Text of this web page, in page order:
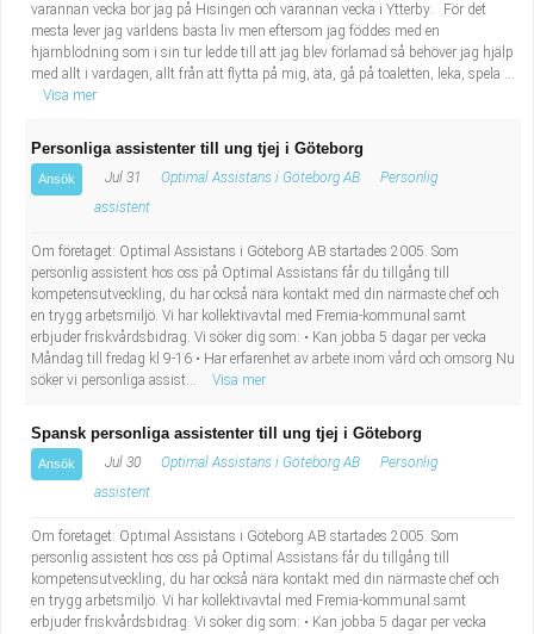
varannan vecka bor jag på Hisingen och varannan vecka i Ytterby. För det
mesta lever jag världens bästa liv men eftersom jag föddes med en
hjärnblödning som i sin tur ledde till att jag blev förlamad så behöver jag hjälp
med allt i vardagen, allt från att flytta på mig, äta, gå på toaletten, leka, spela ...
Visa mer
Personliga assistenter till ung tjej i Göteborg
Ansök Jul 31 Optimal Assistans i Göteborg AB
Personlig
assistent
Om företaget: Optimal Assistans i Göteborg AB startades 2005. Som
personlig assistent hos oss på Optimal Assistans får du tillgång till
kompetensutveckling, du har också nära kontakt med din närmaste chef och
en trygg arbetsmiljö. Vi har kollektivavtal med Fremia-kommunal samt
erbjuder friskvårdsbidrag. Vi söker dig som: • Kan jobba 5 dagar per vecka
Måndag till fredag kl 9-16 • Har erfarenhet av arbete inom vård och omsorg Nu
söker vi personliga assist...
Visa mer
Spansk personliga assistenter till ung tjej i Göteborg
Ansök Jul 30 Optimal Assistans i Göteborg AB
Personlig
assistent
Om företaget: Optimal Assistans i Göteborg AB startades 2005. Som
personlig assistent hos oss på Optimal Assistans får du tillgång till
kompetensutveckling, du har också nära kontakt med din närmaste chef och
en trygg arbetsmiljö. Vi har kollektivavtal med Fremia-kommunal samt
erbjuder friskvårdsbidrag. Vi söker dig som: • Kan jobba 5 dagar per vecka